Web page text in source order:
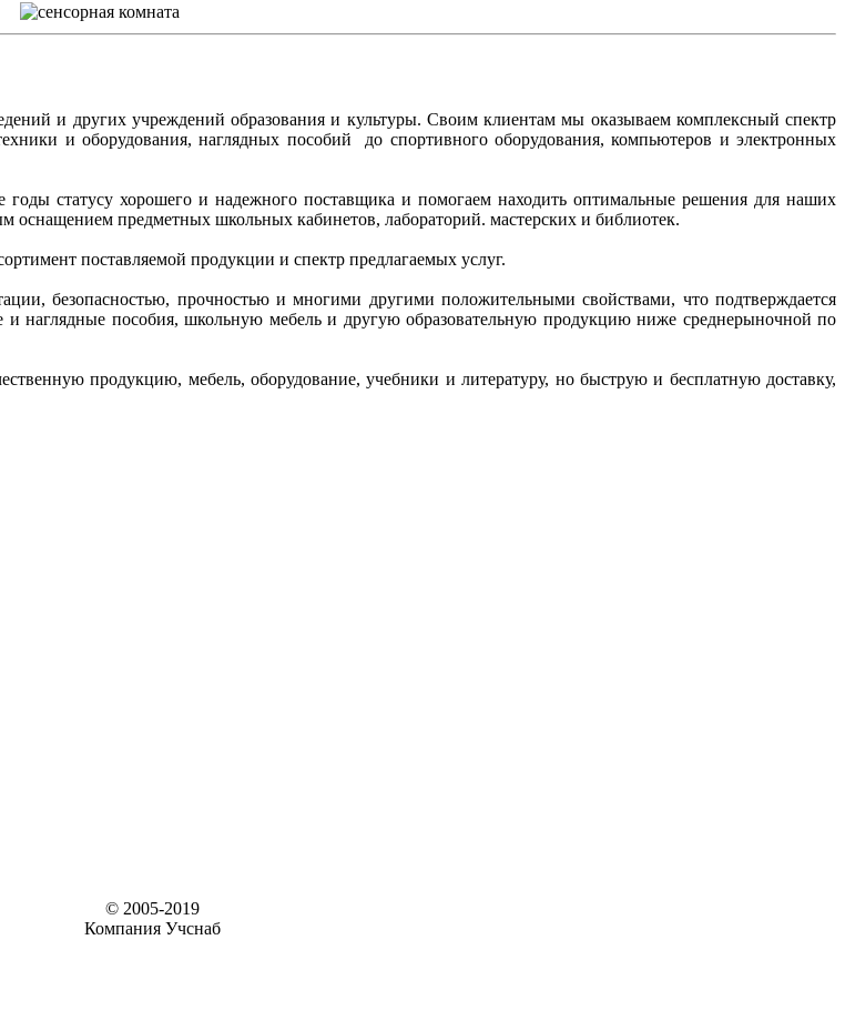
и других учреждений образования и культуры. Своим клиентам мы оказываем комплексный спектр
и оборудования, наглядных пособий до спортивного оборудования, компьютеров и электронных
годы статусу хорошего и надежного поставщика и помогаем находить оптимальные решения для наших
предметных школьных кабинетов, лабораторий. мастерских и библиотек.
поставляемой продукции и спектр предлагаемых услуг.
безопасностью, прочностью и многими другими положительными свойствами, что подтверждается
и наглядные пособия, школьную мебель и другую образовательную продукцию ниже среднерыночной по
продукцию, мебель, оборудование, учебники и литературу, но быструю и бесплатную доставку,
© 2005-2019
Компания Учснаб